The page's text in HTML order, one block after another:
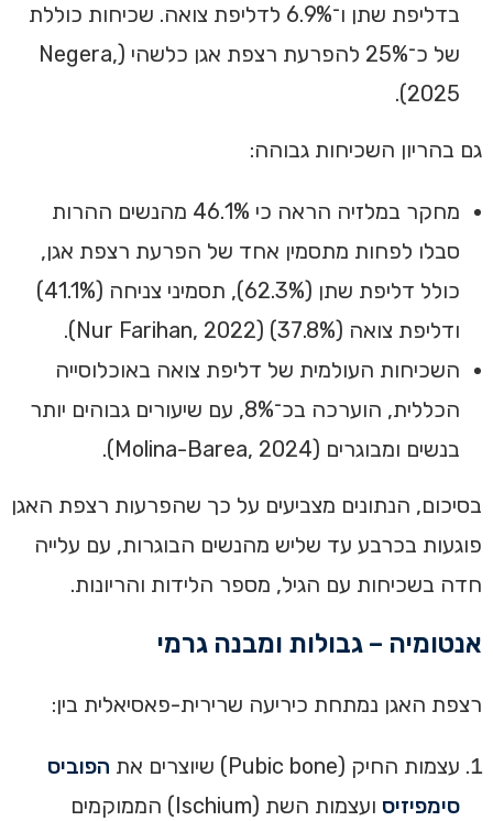
בדליפת שתן ו־6.9% לדליפת צואה. שכיחות כוללת
של כ־25% להפרעת רצפת אגן כלשהי (Negera,
2025).
גם בהריון השכיחות גבוהה:
מחקר במלזיה הראה כי 46.1% מהנשים ההרות
סבלו לפחות מתסמין אחד של הפרעת רצפת אגן,
כולל דליפת שתן (62.3%), תסמיני צניחה (41.1%)
ודליפת צואה (37.8%) (Nur Farihan, 2022).
השכיחות העולמית של דליפת צואה באוכלוסייה
הכללית, הוערכה בכ־8%, עם שיעורים גבוהים יותר
בנשים ומבוגרים (Molina-Barea, 2024).
בסיכום, הנתונים מצביעים על כך שהפרעות רצפת האגן
פוגעות בכרבע עד שליש מהנשים הבוגרות, עם עלייה
חדה בשכיחות עם הגיל, מספר הלידות והריונות.
אנטומיה – גבולות ומבנה גרמי
רצפת האגן נמתחת כיריעה שרירית-פאסיאלית בין:
עצמות החיק (Pubic bone) שיוצרים את
הפוביס
סימפיזיס
ועצמות השת (Ischium) הממוקמים